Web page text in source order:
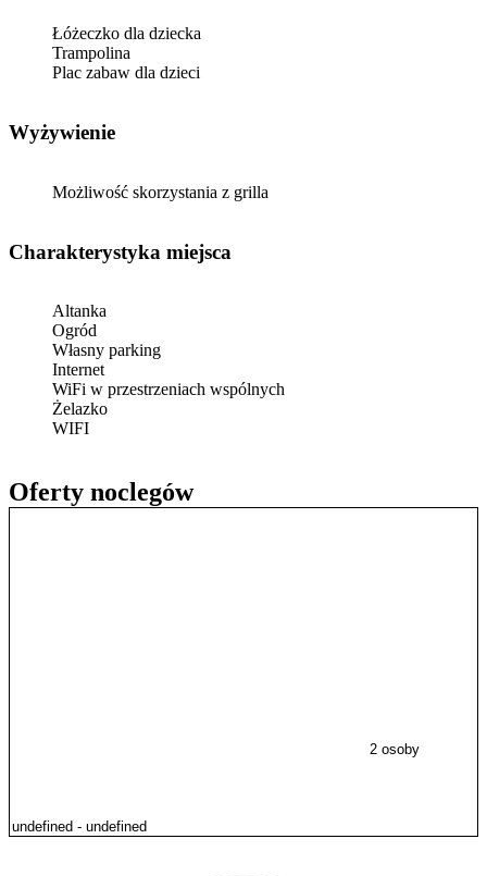
Oferty noclegów
2 osoby
Łóżeczko dla dziecka
Trampolina
Plac zabaw dla dzieci
Wyżywienie
Możliwość skorzystania z grilla
Charakterystyka miejsca
Altanka
Ogród
Własny parking
Internet
WiFi w przestrzeniach wspólnych
Żelazko
WIFI